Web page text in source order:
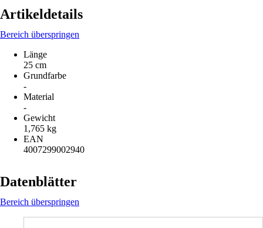
Artikeldetails
Bereich überspringen
Länge
25 cm
Grundfarbe
-
Material
-
Gewicht
1,765 kg
EAN
4007299002940
Datenblätter
Bereich überspringen